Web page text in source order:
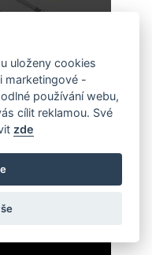
uloženy cookies
marketingové -
používání webu,
cílit reklamou. Své
zde